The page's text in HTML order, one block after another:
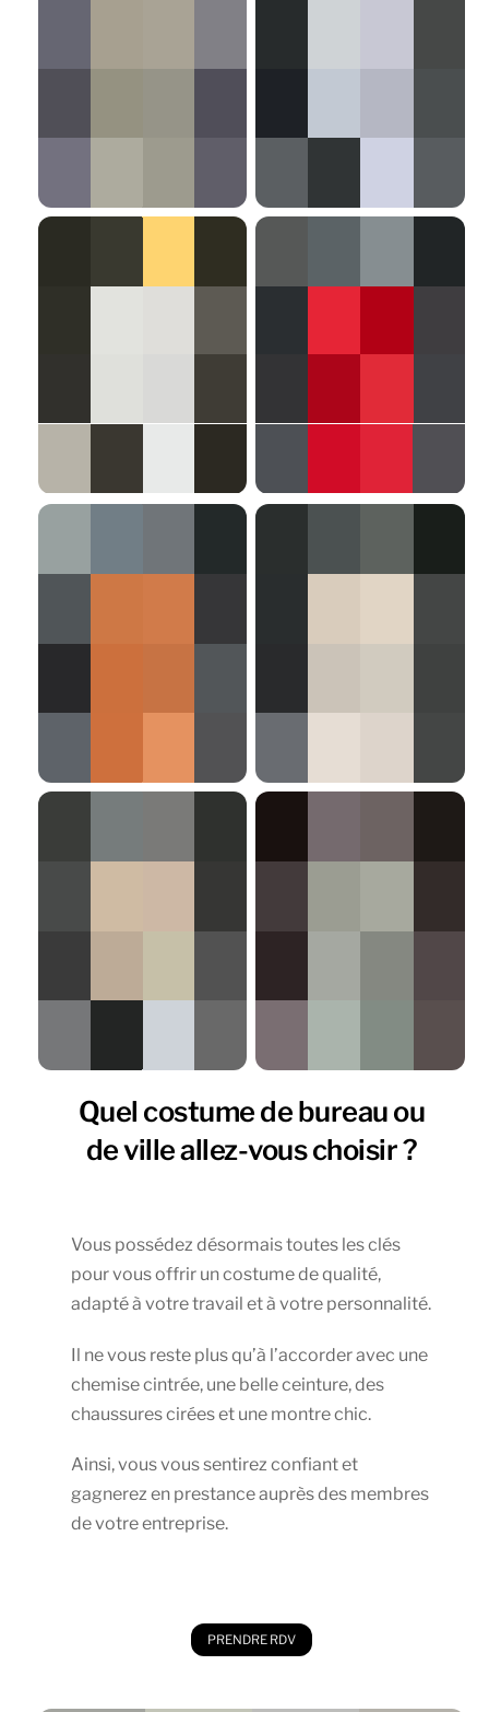
Quel costume de bureau ou
de ville allez-vous choisir ?
Vous possédez désormais toutes les clés
pour vous offrir un costume de qualité,
adapté à votre travail et à votre personnalité.
Il ne vous reste plus qu’à l’accorder avec une
chemise cintrée, une belle ceinture, des
chaussures cirées et une montre chic.
Ainsi, vous vous sentirez confiant et
gagnerez en prestance auprès des membres
de votre entreprise.
PRENDRE RDV